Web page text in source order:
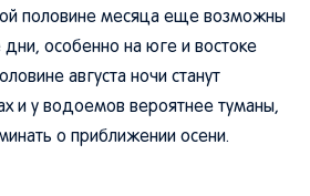
половине месяца еще возможны
особенно на юге и востоке
августа ночи станут
и у водоемов вероятнее туманы,
о приближении осени.